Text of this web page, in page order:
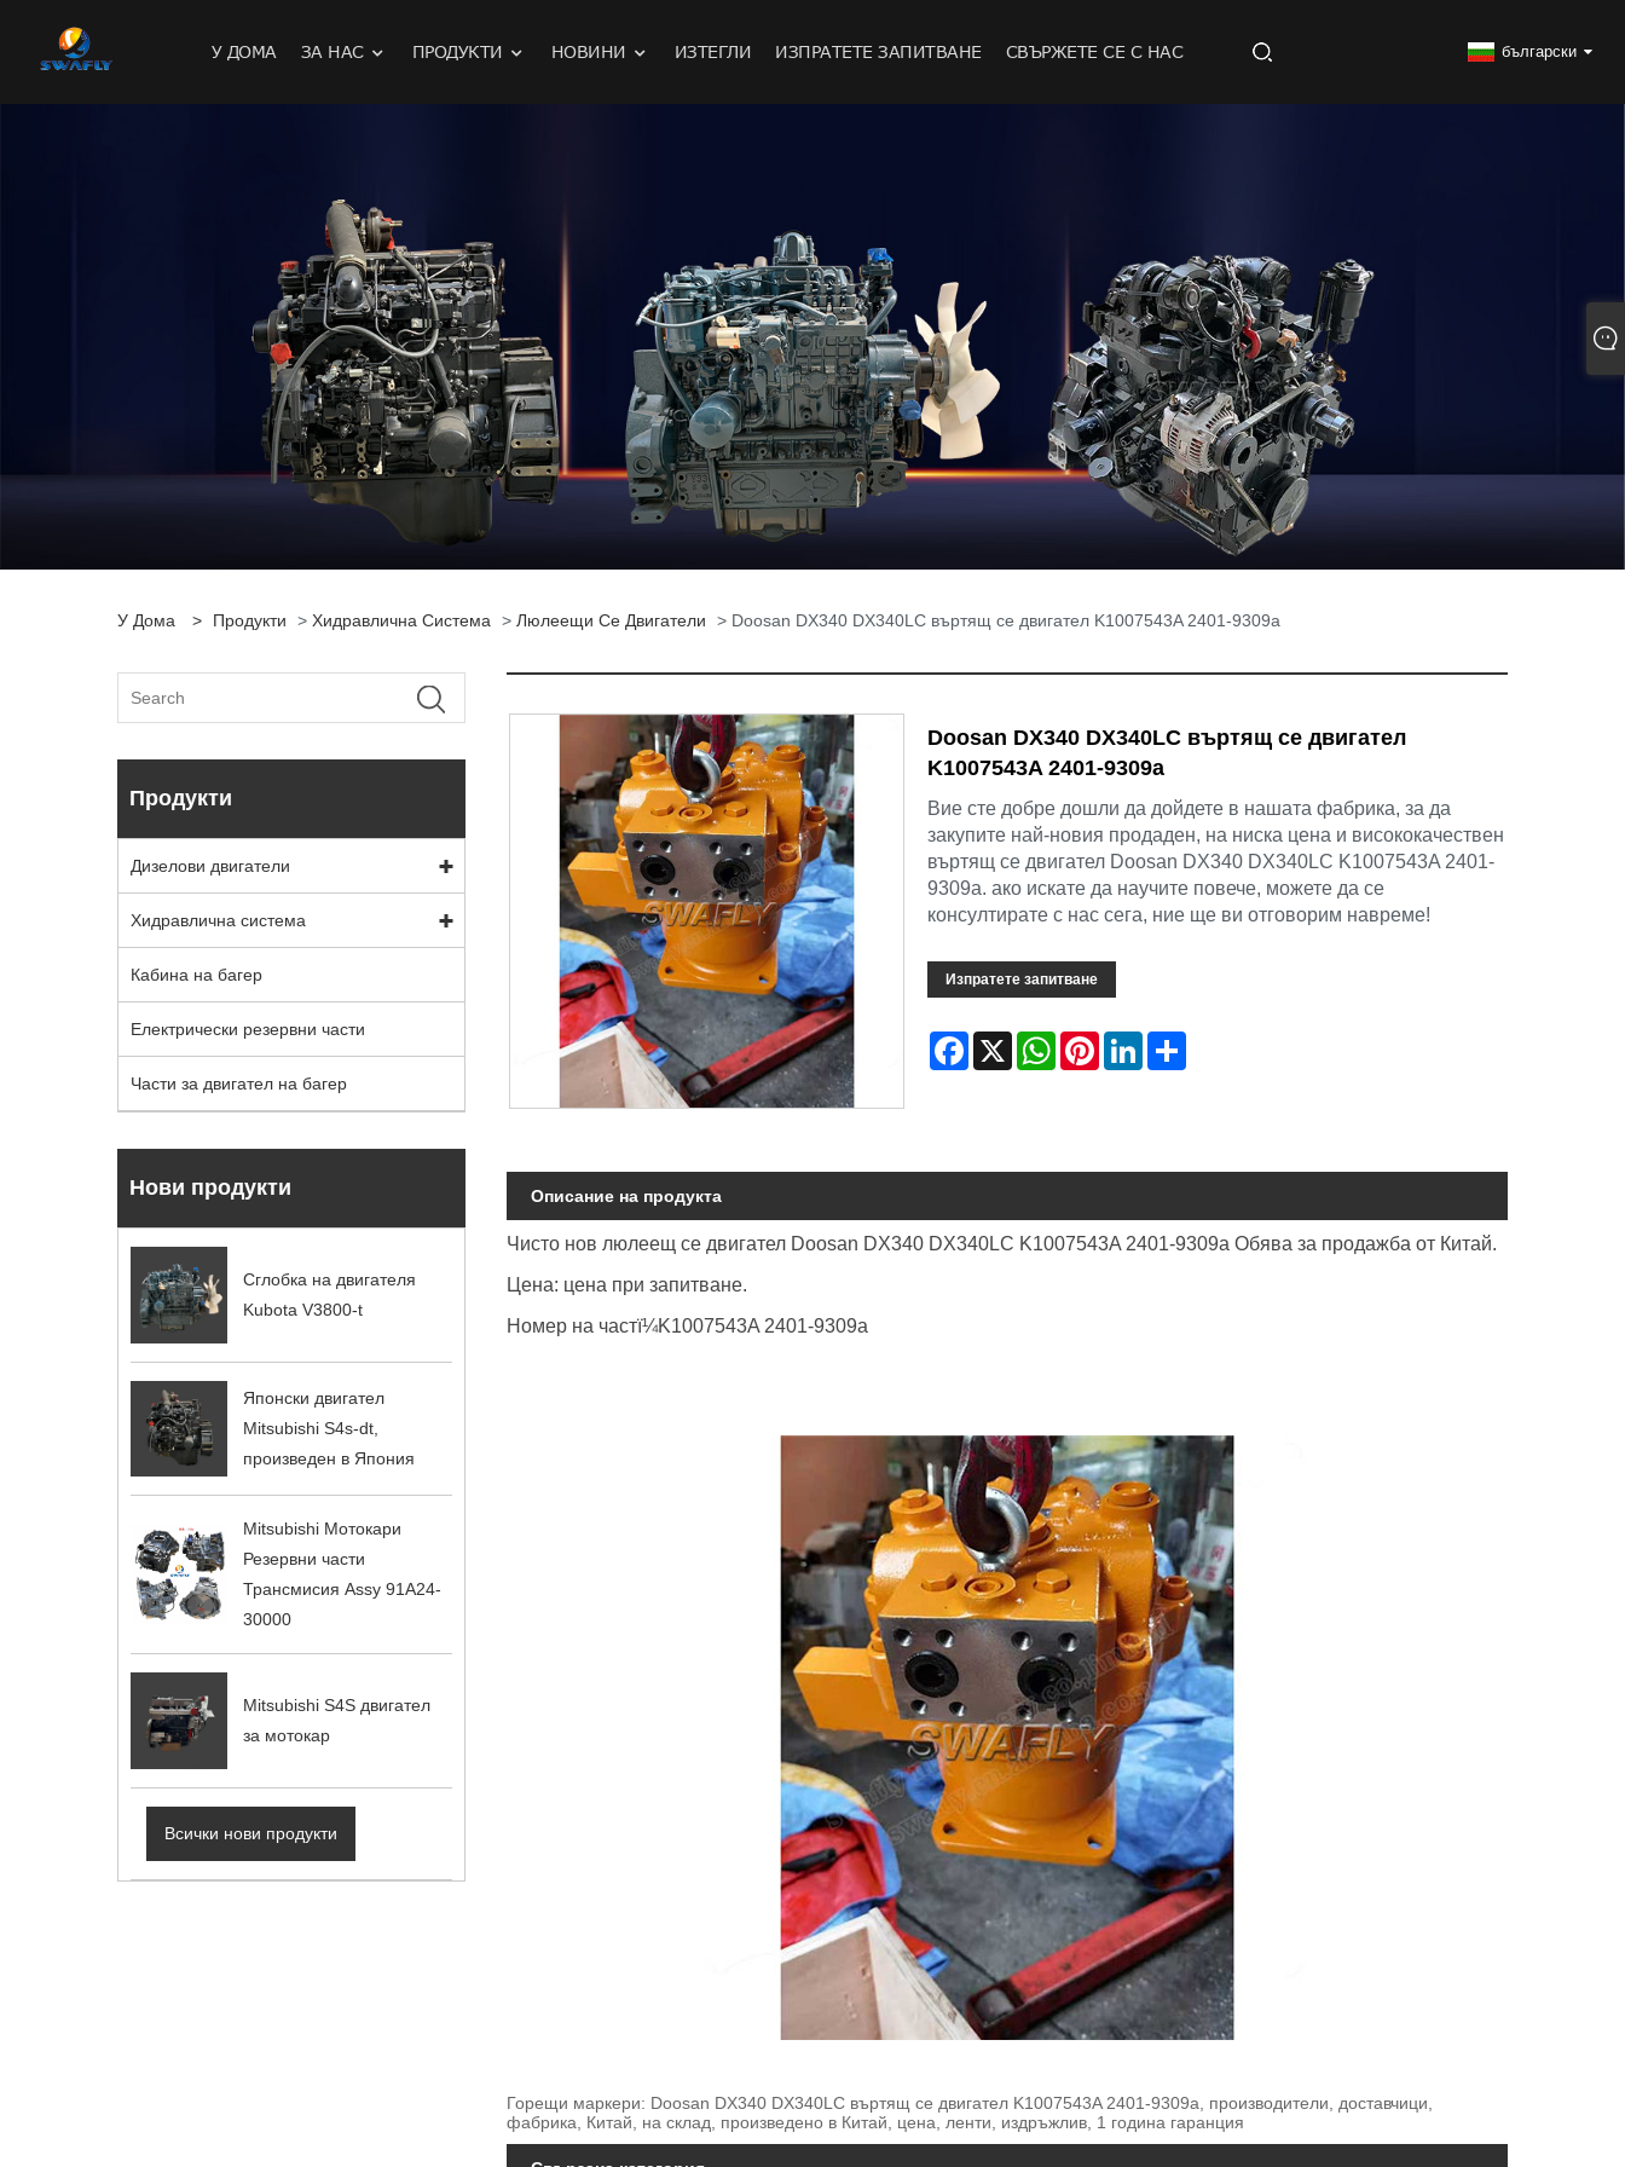
У ДОМА ЗА НАС ПРОДУКТИ НОВИНИ ИЗТЕГЛИ ИЗПРАТЕТЕ ЗАПИТВАНЕ СВЪРЖЕТЕ СЕ С НАС български
У Дома > Продукти > Хидравлична Система > Люлеещи Се Двигатели > Doosan DX340 DX340LC въртящ се двигател K1007543A 2401-9309a
Продукти
Дизелови двигатели
Хидравлична система
Кабина на багер
Електрически резервни части
Части за двигател на багер
Нови продукти
Сглобка на двигателя
Kubota V3800-t
Японски двигател
Mitsubishi S4s-dt,
произведен в Япония
Mitsubishi Мотокари
Резервни части
Трансмисия Assy 91A24-
30000
Mitsubishi S4S двигател
за мотокар
Всички нови продукти
Doosan DX340 DX340LC въртящ се двигател
K1007543A 2401-9309a
Вие сте добре дошли да дойдете в нашата фабрика, за да
закупите най-новия продаден, на ниска цена и висококачествен
въртящ се двигател Doosan DX340 DX340LC K1007543A 2401-
9309a. ако искате да научите повече, можете да се
консултирате с нас сега, ние ще ви отговорим навреме!
Изпратете запитване
Facebook
X WhatsAppPinterestLinkedInShare
Описание на продукта
Чисто нов люлеещ се двигател Doosan DX340 DX340LC K1007543A 2401-9309a Обява за продажба от Китай.
Цена: цена при запитване.
Номер на частï¼K1007543A 2401-9309a
Горещи маркери: Doosan DX340 DX340LC въртящ се двигател K1007543A 2401-9309a, производители, доставчици,
фабрика, Китай, на склад, произведено в Китай, цена, ленти, издръжлив, 1 година гаранция